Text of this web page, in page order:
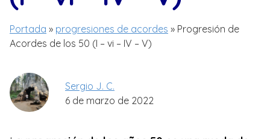
Portada » progresiones de acordes » Progresión de
Acordes de los 50 (I – vi – IV – V)
Sergio J. C.
6 de marzo de 2022